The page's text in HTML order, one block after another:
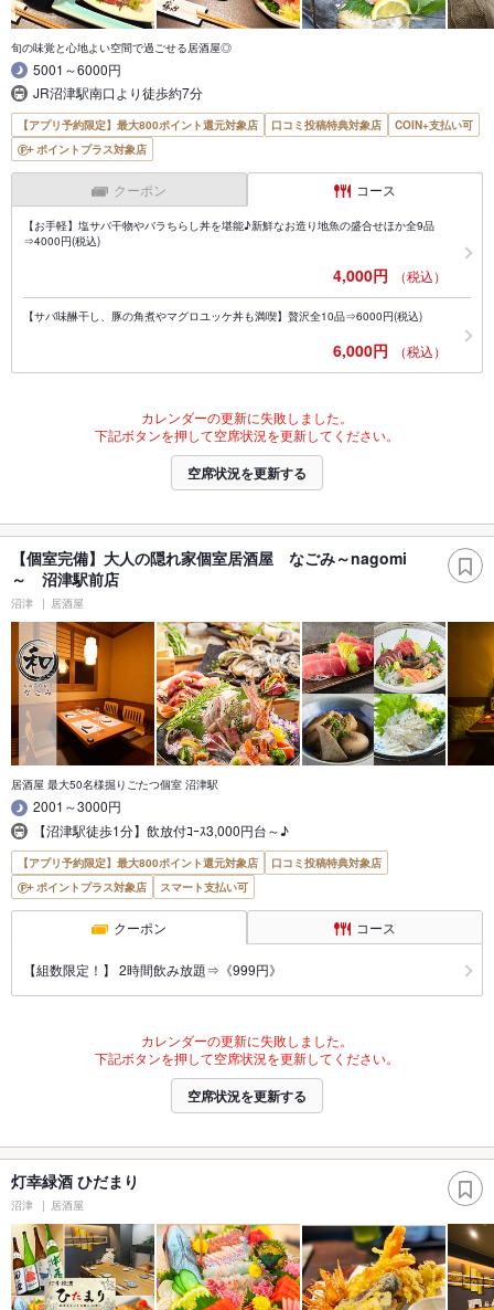
旬の味覚と心地よい空間で過ごせる居酒屋◎
5001～6000円
JR沼津駅南口より徒歩約7分
【アプリ予約限定】最大800ポイント還元対象店 口コミ投稿特典対象店
COIN+支払い可
ポイントプラス対象店
クーポン コース
【お手軽】塩サバ干物やバラちらし丼を堪能♪新鮮なお造り地魚の盛合せほか全9品
⇒4000円(税込)
4,000円 （税込）
【サバ味醂干し、豚の角煮やマグロユッケ丼も満喫】贅沢全10品⇒6000円(税込)
6,000円 （税込）
カレンダーの更新に失敗しました。
下記ボタンを押して空席状況を更新してください。
空席状況を更新する
【個室完備】大人の隠れ家個室居酒屋 なごみ～nagomi
～ 沼津駅前店
沼津 居酒屋
居酒屋 最大50名様掘りごたつ個室 沼津駅
2001～3000円
【沼津駅徒歩1分】飲放付ｺｰｽ3,000円台～♪
【アプリ予約限定】最大800ポイント還元対象店
口コミ投稿特典対象店
ポイントプラス対象店
スマート支払い可
クーポン コース
【組数限定！】 2時間飲み放題⇒《999円》
カレンダーの更新に失敗しました。
下記ボタンを押して空席状況を更新してください。
空席状況を更新する
灯幸緑酒 ひだまり
沼津 居酒屋